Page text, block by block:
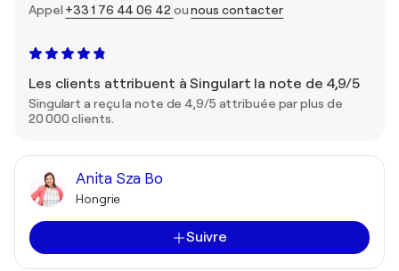
Appel +33 1 76 44 06 42ounous contacter
Les clients attribuent à Singulart la note de 4,9/5
Singulart a reçu la note de 4,9/5 attribuée par plus de
20 000 clients.
Anita Sza Bo
Hongrie
Suivre